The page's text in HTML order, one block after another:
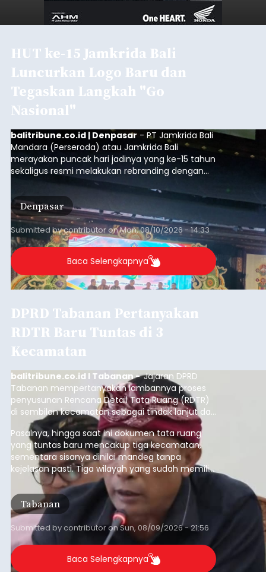
HUT ke-15 Jamkrida Bali
Luncurkan Logo Baru dan
Tegaskan Langkah "Go
Nasional"
balitribune.co.id | Denpasar - PT Jamkrida Bali
Mandara (Perseroda) atau Jamkrida Bali
merayakan puncak hari jadinya yang ke-15 tahun
sekaligus resmi melakukan rebranding dengan
meluncurkan logo baru perusahaan. Peluncuran
ini digelar dalam acara bertajuk "ELEVATE 15:
Transformasi Menuju Nasional" di Gedung
Ksirarnawa, Taman Budaya (Art Center),
Denpasar, Senin (10/8/2026).
Denpasar
Submitted bycontributoronMon, 08/10/2026 - 14:33
Baca Selengkapnya
DPRD Tabanan Pertanyakan
RDTR Baru Tuntas di 3
Kecamatan
balitribune.co.id I Tabanan -Jajaran DPRD
Tabanan mempertanyakan lambannya proses
penyusunan Rencana Detail Tata Ruang (RDTR)
di sembilan kecamatan sebagai tindak lanjut dari
pelaksanaan RTRW.
Pasalnya, hingga saat ini dokumen tata ruang
yang tuntas baru mencakup tiga kecamatan,
sementara sisanya dinilai mandeg tanpa
kejelasan pasti. Tiga wilayah yang sudah memiliki
RDTR tersebut meliputi Kecamatan Kediri,
Tabanan, dan Selemadeg Barat.
Tabanan
Submitted bycontributoronSun, 08/09/2026 - 21:56
Baca Selengkapnya